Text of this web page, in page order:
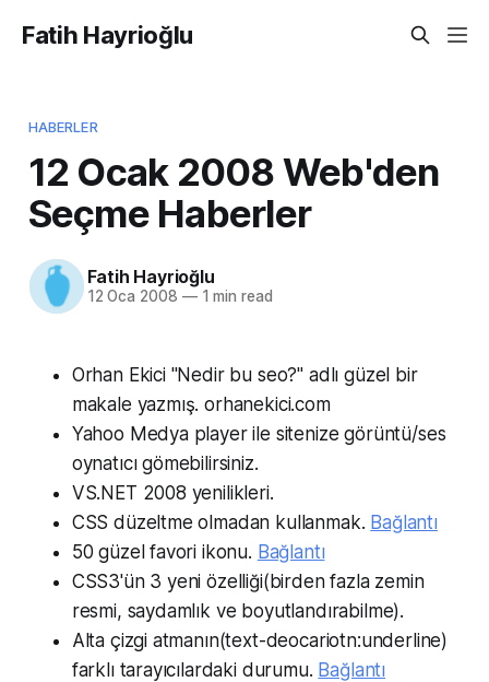
Fatih Hayrioğlu
HABERLER
12 Ocak 2008 Web'den
Seçme Haberler
Fatih Hayrioğlu
12 Oca 2008 —1 min read
Orhan Ekici "Nedir bu seo?" adlı güzel bir
makale yazmış. orhanekici.com
Yahoo Medya player ile sitenize görüntü/ses
oynatıcı gömebilirsiniz.
VS.NET 2008 yenilikleri.
CSS düzeltme olmadan kullanmak. Bağlantı
50 güzel favori ikonu. Bağlantı
CSS3'ün 3 yeni özelliği(birden fazla zemin
resmi, saydamlık ve boyutlandırabilme).
Alta çizgi atmanın(text-deocariotn:underline)
farklı tarayıcılardaki durumu. Bağlantı